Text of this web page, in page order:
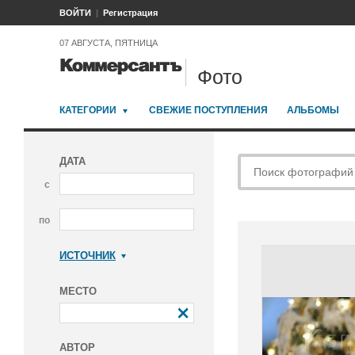
ВОЙТИ Регистрация
07 АВГУСТА, ПЯТНИЦА
Фото
КАТЕГОРИИ СВЕЖИЕ ПОСТУПЛЕНИЯ АЛЬБОМЫ
ДАТА
с
по
ИСТОЧНИК
МЕСТО
АВТОР